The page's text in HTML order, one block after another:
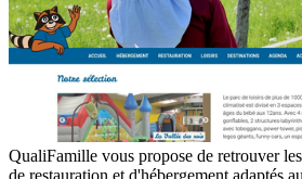
QualiFamille vous propose de retrouver
de restauration et d'hébergement adaptés